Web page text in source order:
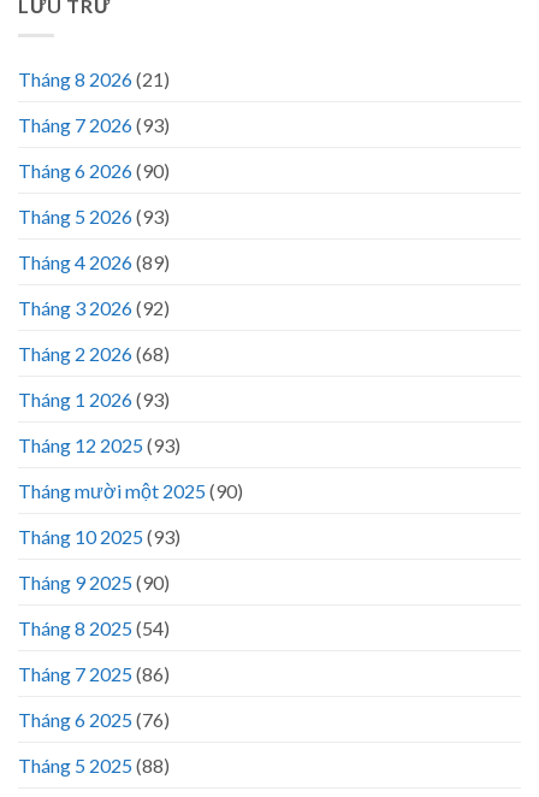
LƯU TRỮ
Tháng 8 2026(21)
Tháng 7 2026(93)
Tháng 6 2026(90)
Tháng 5 2026(93)
Tháng 4 2026(89)
Tháng 3 2026(92)
Tháng 2 2026(68)
Tháng 1 2026(93)
Tháng 12 2025(93)
Tháng mười một 2025(90)
Tháng 10 2025(93)
Tháng 9 2025(90)
Tháng 8 2025(54)
Tháng 7 2025(86)
Tháng 6 2025(76)
Tháng 5 2025(88)